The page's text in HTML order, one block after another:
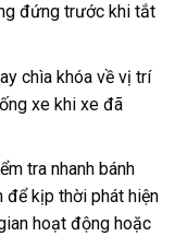
đứng trước khi tắt
chìa khóa về vị trí
xe khi xe đã
tra nhanh bánh
để kịp thời phát hiện
hoạt động hoặc